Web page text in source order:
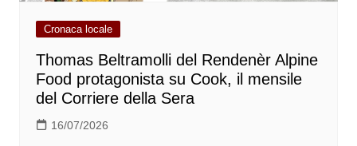
Cronaca locale
Thomas Beltramolli del Rendenèr Alpine
Food protagonista su Cook, il mensile
del Corriere della Sera
16/07/2026